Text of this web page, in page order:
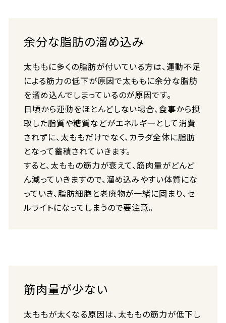
余分な脂肪の溜め込み
太ももに多くの脂肪が付いている方は、運動不足
による筋力の低下が原因で太ももに余分な脂肪
を溜め込んでしまっているのが原因です。
日頃から運動をほとんどしない場合、食事から摂
取した脂質や糖質などがエネルギーとして消費
されずに、太ももだけでなく、カラダ全体に脂肪
となって蓄積されていきます。
すると、太ももの筋力が衰えて、筋肉量がどんど
ん減っていきますので、溜め込みやすい体質にな
っていき、脂肪細胞と老廃物が一緒に固まり、セ
ルライトになってしまうので要注意。
筋肉量が少ない
太ももが太くなる原因は、太ももの筋力が低下し